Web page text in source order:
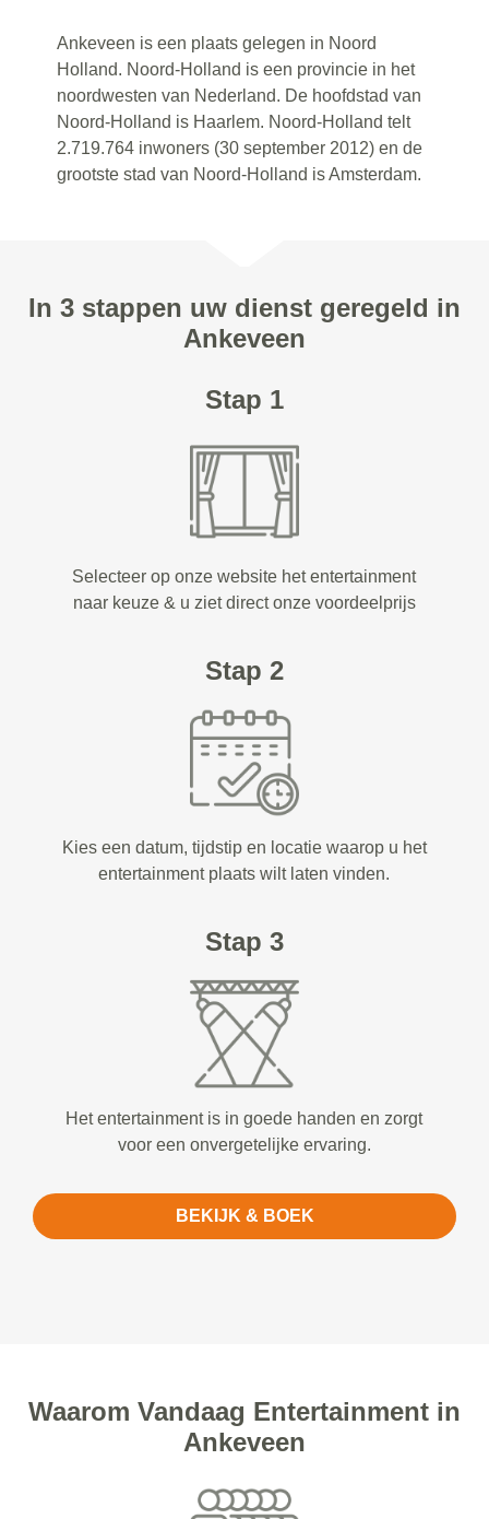
Ankeveen is een plaats gelegen in Noord
Holland. Noord-Holland is een provincie in het
noordwesten van Nederland. De hoofdstad van
Noord-Holland is Haarlem. Noord-Holland telt
2.719.764 inwoners (30 september 2012) en de
grootste stad van Noord-Holland is Amsterdam.
In 3 stappen uw dienst geregeld in
Ankeveen
Stap 1
Selecteer op onze website het entertainment
naar keuze & u ziet direct onze voordeelprijs
Stap 2
Kies een datum, tijdstip en locatie waarop u het
entertainment plaats wilt laten vinden.
Stap 3
Het entertainment is in goede handen en zorgt
voor een onvergetelijke ervaring.
BEKIJK & BOEK
Waarom Vandaag Entertainment in
Ankeveen